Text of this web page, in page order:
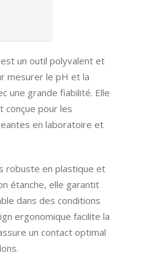
un outil polyvalent et
mesurer le pH et la
une grande fiabilité. Elle
conçue pour les
en laboratoire et
robuste en plastique et
étanche, elle garantit
dans des conditions
ergonomique facilite la
un contact optimal